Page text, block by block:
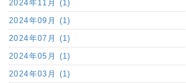
2024年11月 (1)
2024年09月 (1)
2024年07月 (1)
2024年05月 (1)
2024年03月 (1)